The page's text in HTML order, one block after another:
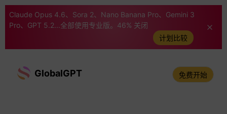
Claude Opus 4.6、Sora 2、Nano Banana Pro、Gemini 3
Pro、GPT 5.2...全部使用专业版。46% 关闭
计划比较
GlobalGPT 免费开始